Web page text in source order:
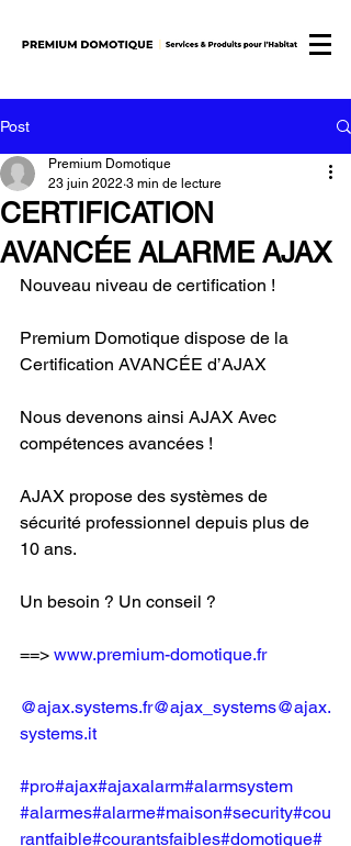
Post
CERTIFICATION
AVANCÉE ALARME AJAX
Premium Domotique
23 juin 2022 3 min de lecture
Nouveau niveau de certification !
Premium Domotique dispose de la
Certification AVANCÉE d’AJAX
Nous devenons ainsi AJAX Avec
compétences avancées !
AJAX propose des systèmes de
sécurité professionnel depuis plus de
10 ans.
Un besoin ? Un conseil ?
==> www.premium-domotique.fr
@ajax.systems.fr@ajax_systems@ajax.
systems.it
#pro#ajax#ajaxalarm#alarmsystem
#alarmes#alarme#maison#security#cou
rantfaible#courantsfaibles#domotique#